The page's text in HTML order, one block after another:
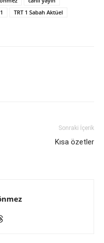
TRT 1 Sabah Aktüel
Sonraki İçerik
Kısa özetler